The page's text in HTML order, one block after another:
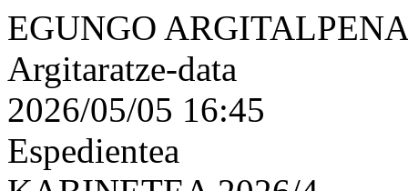
EGUNGO
Argitaratze-data
2026/05/05 16:45
Espedientea